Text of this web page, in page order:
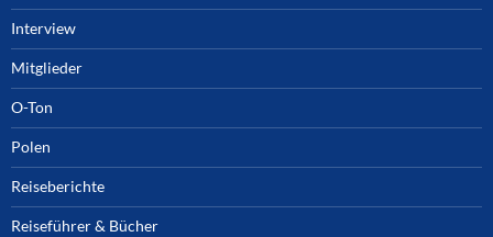
Interview
Mitglieder
O-Ton
Polen
Reiseberichte
Reiseführer & Bücher